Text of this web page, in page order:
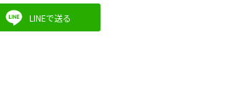
LINEで送る